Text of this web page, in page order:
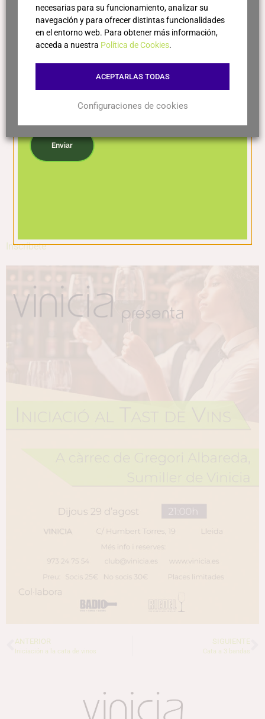
Inscríbete
ANTERIOR
Iniciación a la cata de vinos
SIGUIENTE
Cata a 3 bandas
necesarias para su funcionamiento, analizar su
navegación y para ofrecer distintas funcionalidades
en el entorno web. Para obtener más información,
acceda a nuestra Política de Cookies.
ACEPTARLAS TODAS
Configuraciones de cookies
Enviar